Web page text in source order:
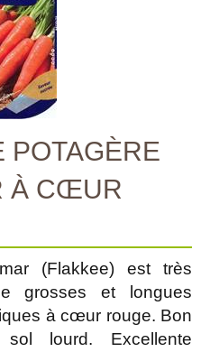
POTAGÈRE
À CŒUR
(Flakkee) est très
grosses et longues
à cœur rouge. Bon
sol lourd. Excellente